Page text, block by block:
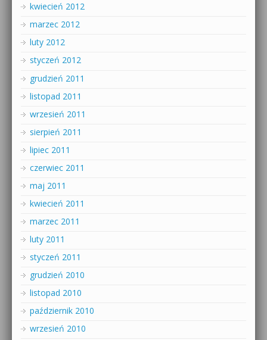
kwiecień 2012
marzec 2012
luty 2012
styczeń 2012
grudzień 2011
listopad 2011
wrzesień 2011
sierpień 2011
lipiec 2011
czerwiec 2011
maj 2011
kwiecień 2011
marzec 2011
luty 2011
styczeń 2011
grudzień 2010
listopad 2010
październik 2010
wrzesień 2010